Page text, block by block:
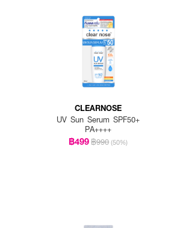
CLEARNOSE
UV Sun Serum SPF50+
PA++++
฿499฿990 (50%)